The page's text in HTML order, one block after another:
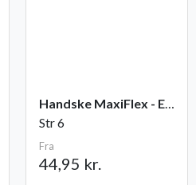
Handske MaxiFlex - Endurance
Str 6
Fra
44,95 kr.